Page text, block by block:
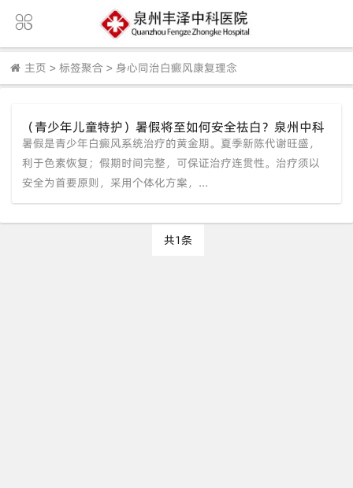
主页 > 标签聚合 > 身心同治白癜风康复理念
（青少年儿童特护）暑假将至如何安全祛白？泉州中科
白癜风医院倡导身心同治护航成长
暑假是青少年白癜风系统治疗的黄金期。夏季新陈代谢旺盛，
利于色素恢复；假期时间完整，可保证治疗连贯性。治疗须以
安全为首要原则，采用个体化方案，...
共1条